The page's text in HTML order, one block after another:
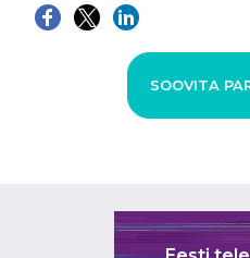
SOOVITA